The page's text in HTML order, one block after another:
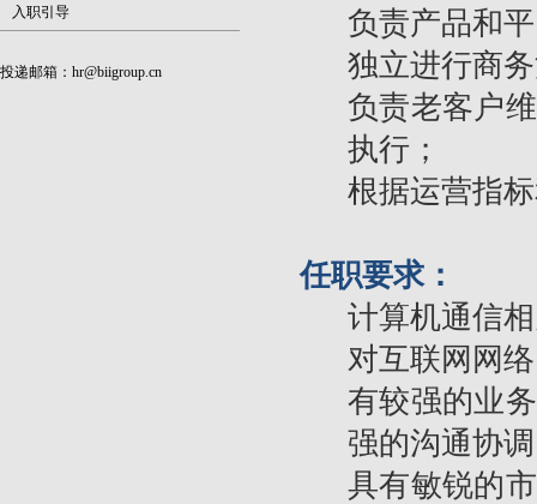
入职引导
投递邮箱： hr@biigroup.cn
负责产品和
独立进行商
负责老客户
执行；
根据运营指
任职要求：
计算机通信
对互联网网
有较强的业
强的沟通协
具有敏锐的